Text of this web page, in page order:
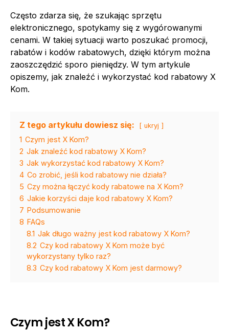
Często zdarza się, że szukając sprzętu
elektronicznego, spotykamy się z wygórowanymi
cenami. W takiej sytuacji warto poszukać promocji,
rabatów i kodów rabatowych, dzięki którym można
zaoszczędzić sporo pieniędzy. W tym artykule
opiszemy, jak znaleźć i wykorzystać kod rabatowy X
Kom.
Z tego artykułu dowiesz się: ukryj
1 Czym jest X Kom?
2 Jak znaleźć kod rabatowy X Kom?
3 Jak wykorzystać kod rabatowy X Kom?
4 Co zrobić, jeśli kod rabatowy nie działa?
5 Czy można łączyć kody rabatowe na X Kom?
6 Jakie korzyści daje kod rabatowy X Kom?
7 Podsumowanie
8 FAQs
8.1 Jak długo ważny jest kod rabatowy X Kom?
8.2 Czy kod rabatowy X Kom może być
wykorzystany tylko raz?
8.3 Czy kod rabatowy X Kom jest darmowy?
Czym jest X Kom?